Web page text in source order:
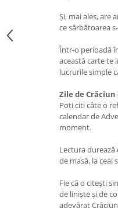
Editura Nemira
Editura Nomina
Editura Pandora M
Editura Portocala Albastră
Editura Scriptum
Editura Sophia
Editura Usborne
Editura Vellant
Și, mai ales,
ce sărbătoarea
Într-o perioadă
această carte te
lucrurile simple
Zile de Crăciun
Poți citi câte o
calendar de
moment.
Lectura
de masă, la ceai
Fie că o citești
de liniște și de
adevărat